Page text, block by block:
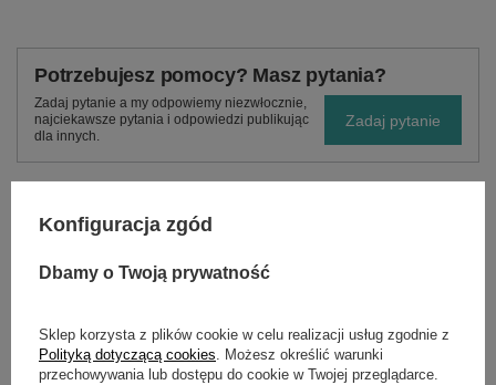
Potrzebujesz pomocy? Masz pytania?
Zadaj pytanie a my odpowiemy niezwłocznie,
najciekawsze pytania i odpowiedzi publikując
dla innych.
Zadaj pytanie
OPIS
SZCZEGÓŁOWE DANE
Konfiguracja zgód
Dbamy o Twoją prywatność
Sklep korzysta z plików cookie w celu realizacji usług zgodnie z
Polityką dotyczącą cookies . Możesz określić warunki
przechowywania lub dostępu do cookie w Twojej przeglądarce.